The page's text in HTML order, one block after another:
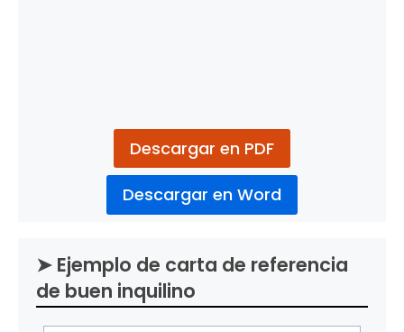
Descargar en PDF
Descargar en Word
➤ Ejemplo de carta de referencia
de buen inquilino